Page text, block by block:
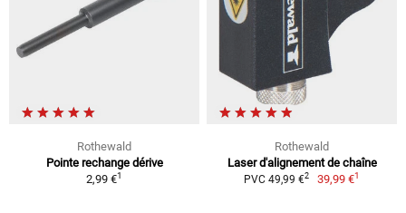
Rothewald
Pointe rechange dérive
2,99 €1
Rothewald
Laser d'alignement de chaîne
PVC 49,99 €2 39,99 €1